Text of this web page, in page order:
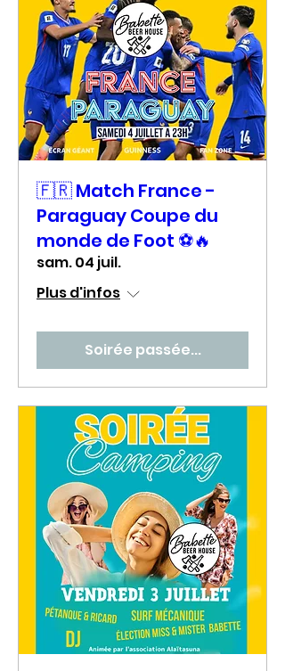
🇫🇷 Match France -
Paraguay Coupe du
monde de Foot ⚽🔥
sam. 04 juil.
Plus d'infos
Soirée passée...